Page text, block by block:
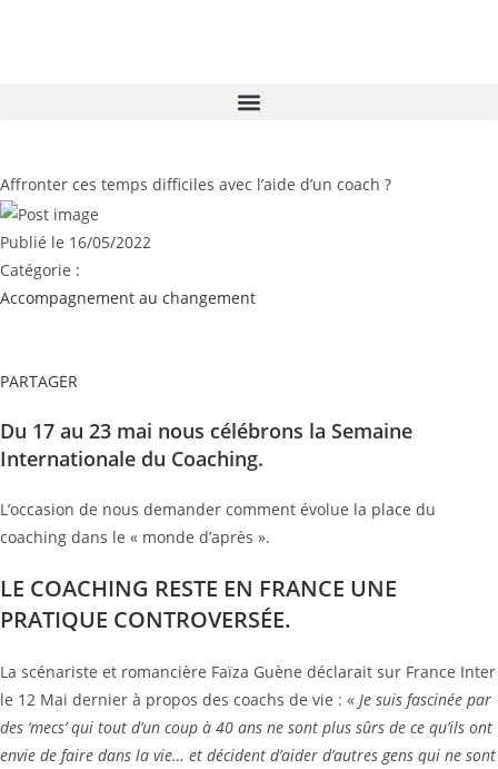
Affronter ces temps difficiles avec l’aide d’un coach ?
Publié le 16/05/2022
Catégorie :
Accompagnement au changement
PARTAGER
Du 17 au 23 mai nous célébrons la Semaine
Internationale du Coaching.
L’occasion de nous demander comment évolue la place du
coaching dans le « monde d’après ».
LE COACHING RESTE EN FRANCE UNE
PRATIQUE CONTROVERSÉE.
La scénariste et romancière Faïza Guène déclarait sur France Inter
le 12 Mai dernier à propos des coachs de vie : « Je suis fascinée par
des ‘mecs’ qui tout d’un coup à 40 ans ne sont plus sûrs de ce qu’ils ont
envie de faire dans la vie… et décident d’aider d’autres gens qui ne sont